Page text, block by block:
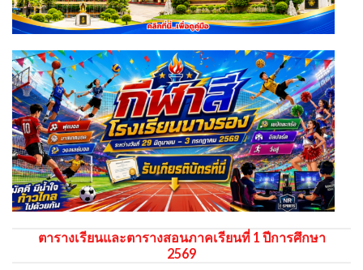
ตารางเรียนและตารางสอนภาคเรียนที่ 1 ปีการศึกษา
2569